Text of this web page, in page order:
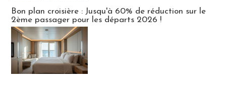
Bon plan croisière : Jusqu'à 60% de réduction sur le
2ème passager pour les départs 2026 !